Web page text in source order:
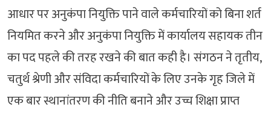
आधार पर अनुकंपा नियुक्ति पाने वाले कर्मचारियों को बिना शर्त
नियमित करने और अनुकंपा नियुक्ति में कार्यालय सहायक तीन
का पद पहले की तरह रखने की बात कही है। संगठन ने तृतीय,
चतुर्थ श्रेणी और संविदा कर्मचारियों के लिए उनके गृह जिले में
एक बार स्थानांतरण की नीति बनाने और उच्च शिक्षा प्राप्त